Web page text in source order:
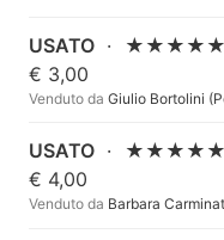
USATO ·
★★★★★
€ 3,00
Venduto da Giulio Bortolini
USATO ·
★★★★★
€ 4,00
Venduto da Barbara